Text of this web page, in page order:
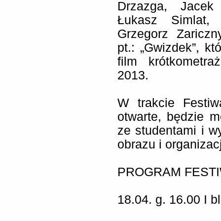
Drzazga, Jacek
Łukasz Simlat,
Grzegorz
pt.: „Gwizdek”,
film
2013.
W trakcie
otwarte, będzie
ze studentami i
obrazu i
PROGRAM
18.04. g. 16.00 I